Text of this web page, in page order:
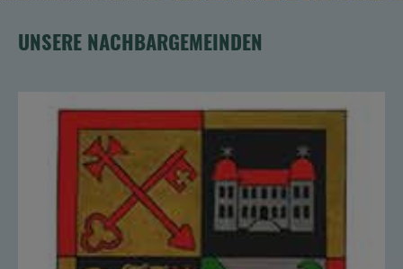
UNSERE NACHBARGEMEINDEN